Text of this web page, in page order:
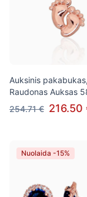
Auksinis pakabukas,
Raudonas Auksas
254.71 € 216.50
Nuolaida -15%